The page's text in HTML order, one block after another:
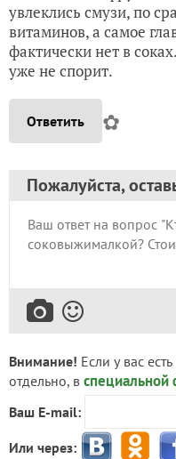
увлеклись смузи, по
витаминов, а самое
фактически нет в
уже не спорит.
Ответить ✿
Пожалуйста,
Внимание! Если у вас
отдельно, в специальной
Ваш E-mail:
Или через: